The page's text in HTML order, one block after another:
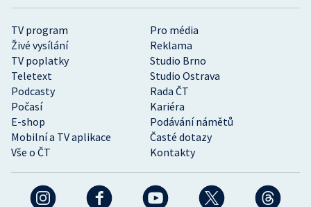
TV program
Pro média
Živé vysílání
Reklama
TV poplatky
Studio Brno
Teletext
Studio Ostrava
Podcasty
Rada ČT
Počasí
Kariéra
E-shop
Podávání námětů
Mobilní a TV aplikace
Časté dotazy
Vše o ČT
Kontakty